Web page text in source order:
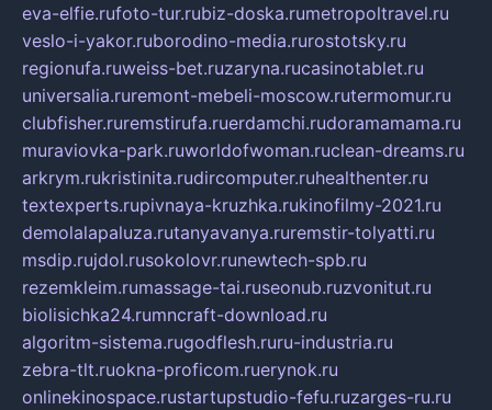
eva-elfie.rufoto-tur.rubiz-doska.rumetropoltravel.ru
veslo-i-yakor.ruborodino-media.rurostotsky.ru
regionufa.ruweiss-bet.ruzaryna.rucasinotablet.ru
universalia.ruremont-mebeli-moscow.rutermomur.ru
clubfisher.ruremstirufa.ruerdamchi.rudoramamama.ru
muraviovka-park.ruworldofwoman.ruclean-dreams.ru
arkrym.rukristinita.rudircomputer.ruhealthenter.ru
textexperts.rupivnaya-kruzhka.rukinofilmy-2021.ru
demolalapaluza.rutanyavanya.ruremstir-tolyatti.ru
msdip.rujdol.rusokolovr.runewtech-spb.ru
rezemkleim.rumassage-tai.ruseonub.ruzvonitut.ru
biolisichka24.rumncraft-download.ru
algoritm-sistema.rugodflesh.ruru-industria.ru
zebra-tlt.ruokna-proficom.ruerynok.ru
onlinekinospace.rustartupstudio-fefu.ruzarges-ru.ru